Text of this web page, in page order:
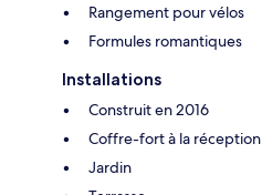
Rangement pour vélos
Formules romantiques
Installations
Construit en 2016
Coffre-fort à la réception
Jardin